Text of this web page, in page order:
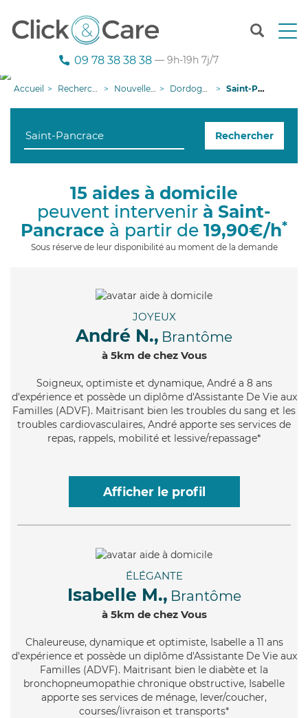
T
n
g
o
09 78 38 38 38 — 9h-19h 7j/7
Accueil Recherche aide à domicile Nouvelle-Aquitaine Dordogne Saint-Pancrace
Rechercher
15 aides à domicile
peuvent intervenir à Saint-
Pancrace à partir de 19,90€/h*
Sous réserve de leur disponibilité au moment de la demande
JOYEUX
André N., Brantôme
à 5km de chez Vous
Soigneux, optimiste et dynamique, André a 8 ans
d'expérience et possède un diplôme d'Assistante De Vie aux
Familles (ADVF). Maitrisant bien les troubles du sang et les
troubles cardiovasculaires, André apporte ses services de
repas, rappels, mobilité et lessive/repassage*
Afficher le profil
ÉLÉGANTE
Isabelle M., Brantôme
à 5km de chez Vous
Chaleureuse, dynamique et optimiste, Isabelle a 11 ans
d'expérience et possède un diplôme d'Assistante De Vie aux
Familles (ADVF). Maitrisant bien le diabète et la
bronchopneumopathie chronique obstructive, Isabelle
apporte ses services de ménage, lever/coucher,
courses/livraison et transports*